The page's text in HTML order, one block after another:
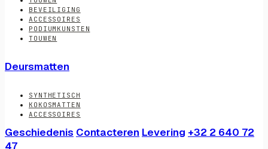
BEVEILIGING
ACCESSOIRES
PODIUMKUNSTEN
TOUWEN
Deursmatten
SYNTHETISCH
KOKOSMATTEN
ACCESSOIRES
Geschiedenis Contacteren Levering +32 2 640 72
47